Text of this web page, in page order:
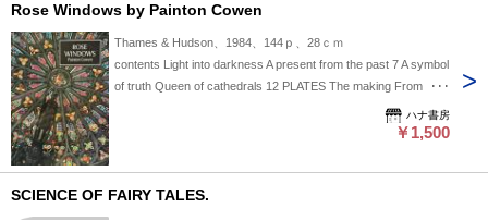
Rose Windows by Painton Cowen
Thames & Hudson、1984、144ｐ、28ｃｍ
contents Light into darkness A present from the past 7 A symbol
of truth Queen of cathedrals 12 PLATES The making From
wheels to roses and to flames 33 The rose in the cathedral The
glass in the rose 41 PLATES The meaning Purification: wisdom
and rose A key to nature 90 Numbers and geometry of Creation
91 Illumination: knowledge 95 The star 95 Jewelled light 95
ハナ書房
￥1,500
SCIENCE OF FAIRY TALES.